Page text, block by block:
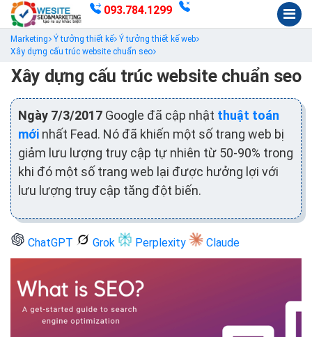
093.784.1299
Marketing Ý tưởng thiết kế Ý tưởng thiết kế web
Xây dựng cấu trúc website chuẩn seo
Xây dựng cấu trúc website chuẩn seo
Ngày 7/3/2017 Google đã cập nhật thuật toán
mới nhất Fead. Nó đã khiến một số trang web bị
giảm lưu lượng truy cập tự nhiên từ 50-90% trong
khi đó một số trang web lại được hưởng lợi với
lưu lượng truy cập tăng đột biến.
ChatGPT Grok Perplexity Claude